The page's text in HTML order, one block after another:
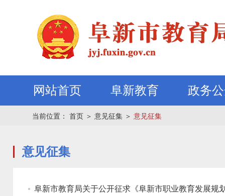
网站首页 阜新教育 政务
当前位置： 首页 ＞ 意见征集 ＞ 意见征集
意见征集
阜新市教育局关于公开征求《阜新市职业教育发展规